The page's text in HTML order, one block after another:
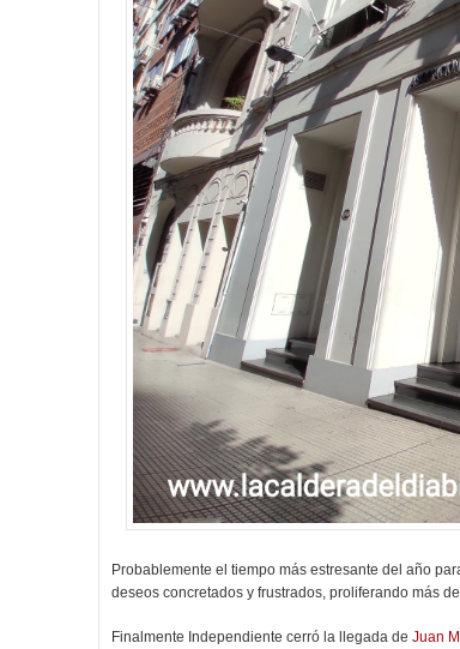
Probablemente el tiempo más estresante del año
deseos concretados y frustrados, proliferando más
Finalmente Independiente cerró la llegada de Juan